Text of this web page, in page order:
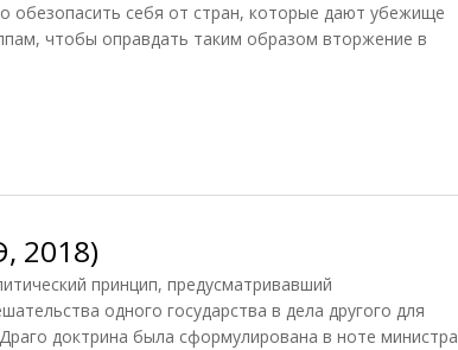
обезопасить себя от стран, которые дают убежище
чтобы оправдать таким образом вторжение в
2018)
принцип, предусматривавший
одного государства в дела другого для
доктрина была сформулирована в ноте министра